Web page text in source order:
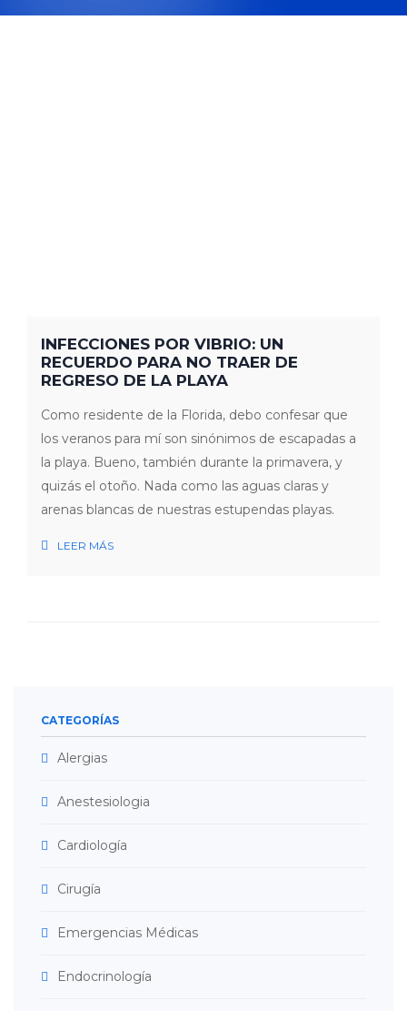
INFECCIONES POR VIBRIO: UN
RECUERDO PARA NO TRAER DE
REGRESO DE LA PLAYA
Como residente de la Florida, debo confesar que
los veranos para mí son sinónimos de escapadas a
la playa. Bueno, también durante la primavera, y
quizás el otoño. Nada como las aguas claras y
arenas blancas de nuestras estupendas playas.
LEER MÁS
CATEGORÍAS
Alergias
Anestesiologia
Cardiología
Cirugía
Emergencias Médicas
Endocrinología